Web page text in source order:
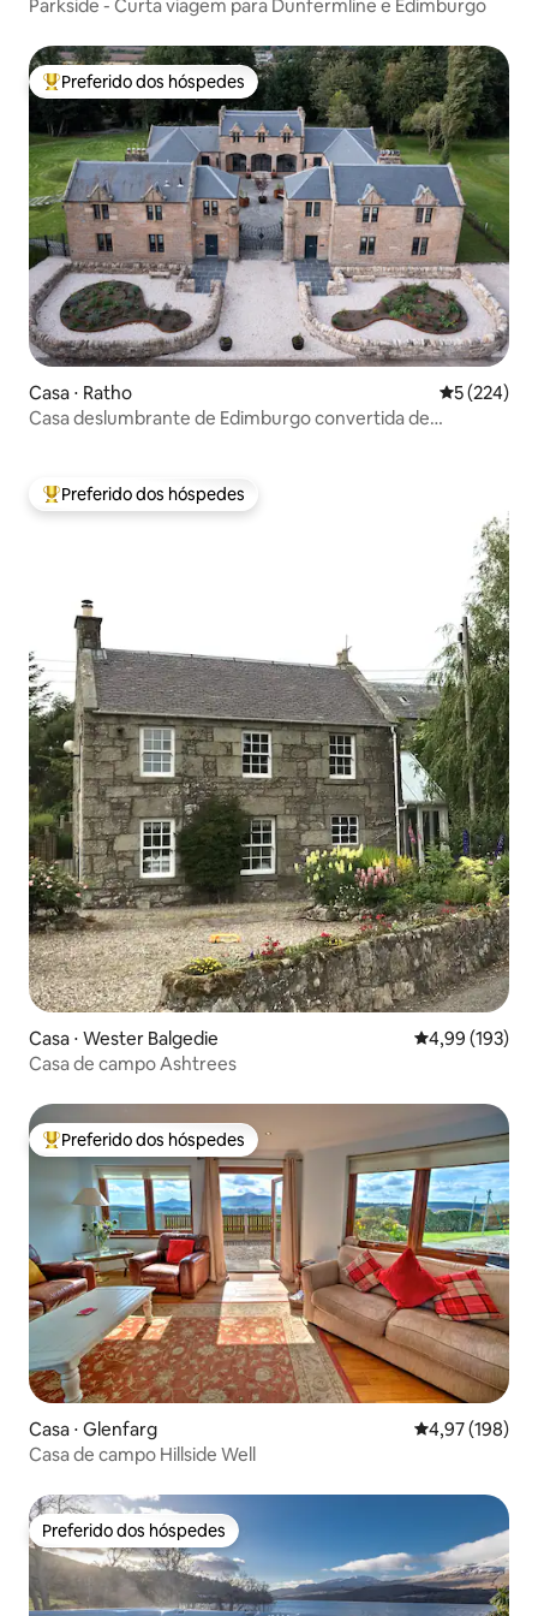
Parkside - Curta viagem para Dunfermline e Edimburgo
Entre os melhores preferidos dos hóspedes
Preferido dos hóspedes
Casa ⋅ Ratho 5 de uma
5 (224)
Casa deslumbrante de Edimburgo convertida de
Entre os melhores preferidos dos hóspedes
Preferido dos hóspedes
Casa ⋅ Wester Balgedie 4,99 de uma
4,99 (193)
Casa de campo Ashtrees
Entre os melhores preferidos dos hóspedes
Preferido dos hóspedes
Casa ⋅ Glenfarg 4,97 de uma
4,97 (198)
Casa de campo Hillside Well
Preferido dos hóspedes
Preferido dos hóspedes